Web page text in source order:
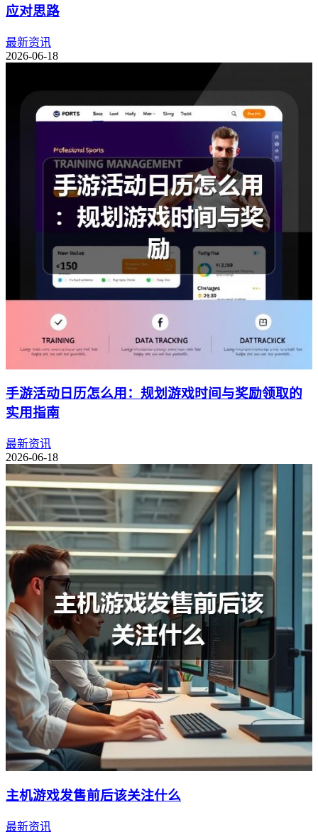
应对思路
最新资讯
2026-06-18
手游活动日历怎么用：规划游戏时间与奖励领取的
实用指南
最新资讯
2026-06-18
主机游戏发售前后该关注什么
最新资讯